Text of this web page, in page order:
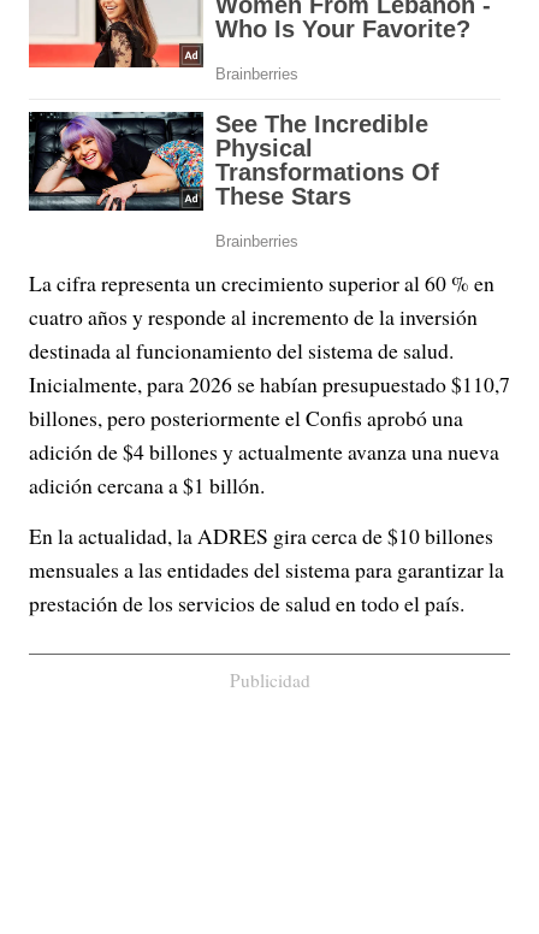
La cifra representa un crecimiento superior al 60 % en
cuatro años y responde al incremento de la inversión
destinada al funcionamiento del sistema de salud.
Inicialmente, para 2026 se habían presupuestado $110,7
billones, pero posteriormente el Confis aprobó una
adición de $4 billones y actualmente avanza una nueva
adición cercana a $1 billón.
En la actualidad, la ADRES gira cerca de $10 billones
mensuales a las entidades del sistema para garantizar la
prestación de los servicios de salud en todo el país.
Publicidad